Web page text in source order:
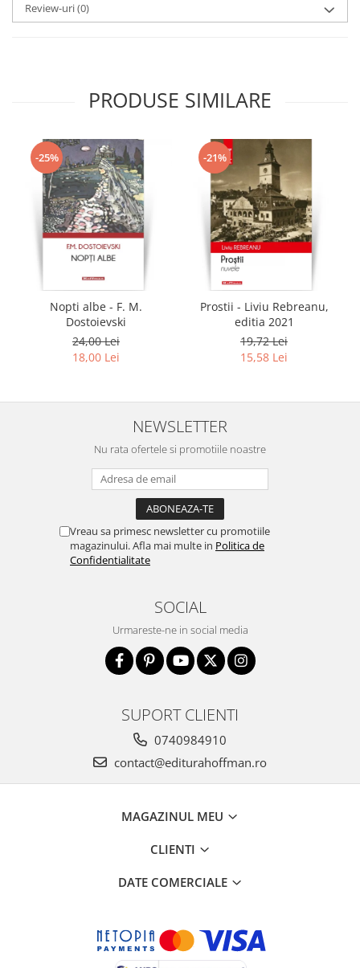
Review-uri(0)
PRODUSE SIMILARE
-25%
Nopti albe - F. M.
Dostoievski
24,00 Lei
18,00 Lei
-21%
Prostii - Liviu Rebreanu,
editia 2021
19,72 Lei
15,58 Lei
NEWSLETTER
Nu rata ofertele si promotiile noastre
Vreau sa primesc newsletter cu promotiile
magazinului. Afla mai multe in Politica de
Confidentialitate
SOCIAL
Urmareste-ne in social media
SUPORT CLIENTI
0740984910
contact@editurahoffman.ro
MAGAZINUL MEU
CLIENTI
DATE COMERCIALE